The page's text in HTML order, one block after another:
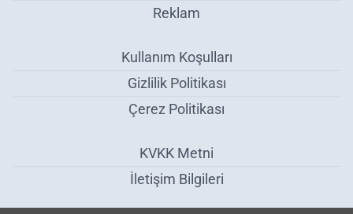
Reklam
Kullanım Koşulları
Gizlilik Politikası
Çerez Politikası
KVKK Metni
İletişim Bilgileri